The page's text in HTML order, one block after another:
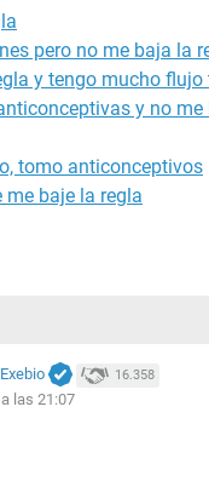
pero no me baja la
y tengo mucho
y no me
tomo anticonceptivos
me baje la regla
16.358
las 21:07